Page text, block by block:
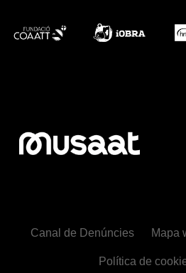
Canal de Denúncies Mapa
Política de